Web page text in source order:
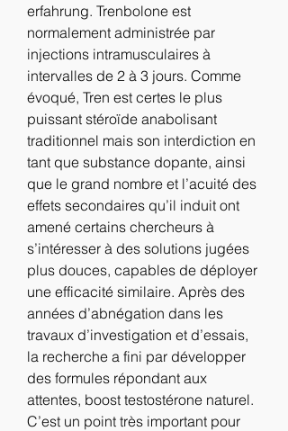
erfahrung. Trenbolone est
normalement administrée par
injections intramusculaires à
intervalles de 2 à 3 jours. Comme
évoqué, Tren est certes le plus
puissant stéroïde anabolisant
traditionnel mais son interdiction en
tant que substance dopante, ainsi
que le grand nombre et l’acuité des
effets secondaires qu’il induit ont
amené certains chercheurs à
s’intéresser à des solutions jugées
plus douces, capables de déployer
une efficacité similaire. Après des
années d’abnégation dans les
travaux d’investigation et d’essais,
la recherche a fini par développer
des formules répondant aux
attentes, boost testostérone naturel.
C’est un point très important pour